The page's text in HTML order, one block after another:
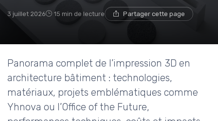
3 juillet 2026 15 min de lecture Partager cette page
Panorama complet de l’impression 3D en
architecture bâtiment : technologies,
matériaux, projets emblématiques comme
Yhnova ou l’Office of the Future,